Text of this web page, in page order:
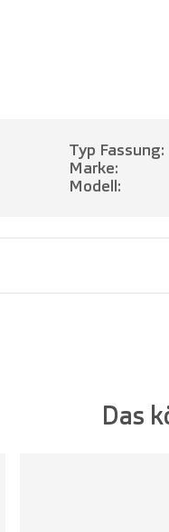
Typ Fassung:
Marke:
Modell:
Das